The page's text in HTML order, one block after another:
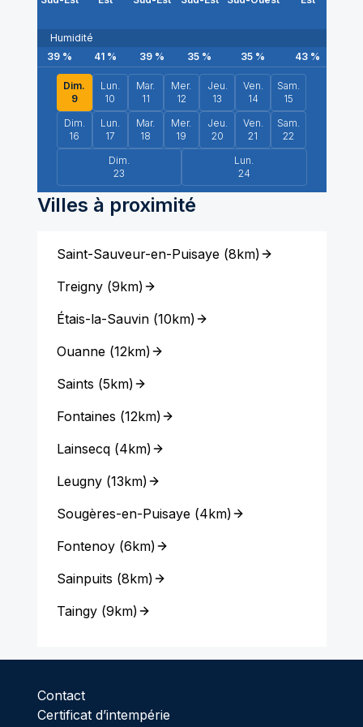
Humidité
39 % 41% 39% 35 % 35 % 43 %
Dim.
9
Lun.
10
Mar.
11
Mer.
12
Jeu.
13
Ven.
14
Sam.
15
Dim.
16
Lun.
17
Mar.
18
Mer.
19
Jeu.
20
Ven.
21
Sam.
22
Dim.
23
Lun.
24
Villes à proximité
Saint-Sauveur-en-Puisaye(8km)
Treigny(9km)
Étais-la-Sauvin(10km)
Ouanne(12km)
Saints (5km)
Fontaines (12km)
Lainsecq(4km)
Leugny(13km)
Sougères-en-Puisaye(4km)
Fontenoy(6km)
Sainpuits (8km)
Taingy(9km)
Contact
Certificat d’intempérie